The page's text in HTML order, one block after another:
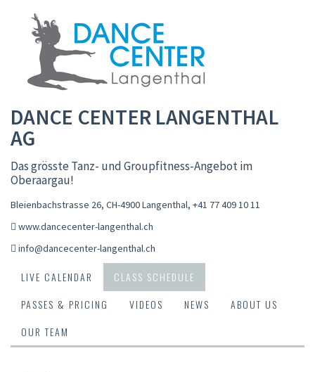
DANCE CENTER LANGENTHAL
AG
Das grösste Tanz- und Groupfitness-Angebot im
Oberaargau!
Bleienbachstrasse 26, CH-4900 Langenthal, +41 77 409 10 11
www.dancecenter-langenthal.ch
info@dancecenter-langenthal.ch
LIVE CALENDAR
CLASS SCHEDULE
PASSES & PRICING
VIDEOS NEWS
ABOUT US
OUR TEAM